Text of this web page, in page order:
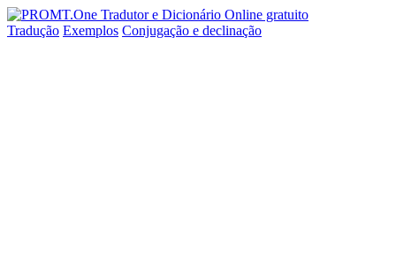
Tradução Exemplos Conjugação e declinação